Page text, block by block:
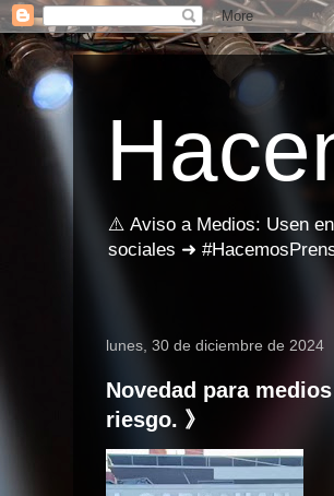
⚠️ Aviso a Medios: Usen
sociales ➜
lunes, 30 de diciembre de 2024
Novedad para
riesgo. 》